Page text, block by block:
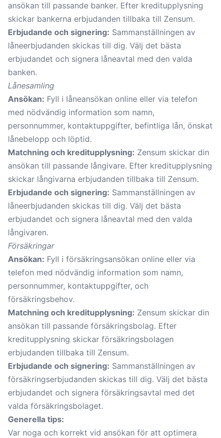
ansökan till passande banker. Efter kreditupplysning
skickar bankerna erbjudanden tillbaka till Zensum.
Erbjudande och signering: Sammanställningen av
låneerbjudanden skickas till dig. Välj det bästa
erbjudandet och signera låneavtal med den valda
banken.
Lånesamling
Ansökan: Fyll i låneansökan online eller via telefon
med nödvändig information som namn,
personnummer, kontaktuppgifter, befintliga lån, önskat
lånebelopp och löptid.
Matchning och kreditupplysning: Zensum skickar din
ansökan till passande långivare. Efter kreditupplysning
skickar långivarna erbjudanden tillbaka till Zensum.
Erbjudande och signering: Sammanställningen av
låneerbjudanden skickas till dig. Välj det bästa
erbjudandet och signera låneavtal med den valda
långivaren.
Försäkringar
Ansökan: Fyll i försäkringsansökan online eller via
telefon med nödvändig information som namn,
personnummer, kontaktuppgifter, och
försäkringsbehov.
Matchning och kreditupplysning: Zensum skickar din
ansökan till passande försäkringsbolag. Efter
kreditupplysning skickar försäkringsbolagen
erbjudanden tillbaka till Zensum.
Erbjudande och signering: Sammanställningen av
försäkringserbjudanden skickas till dig. Välj det bästa
erbjudandet och signera försäkringsavtal med det
valda försäkringsbolaget.
Generella tips:
Var noga och korrekt vid ansökan för att optimera